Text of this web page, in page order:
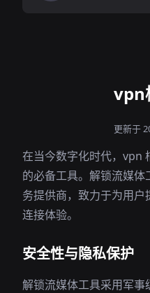
vpn
更新于
在当今数字化时代，vpn
的必备工具。解锁流媒
务提供商，致力于为用
连接体验。
安全性与隐私保护
解锁流媒体工具采用军事